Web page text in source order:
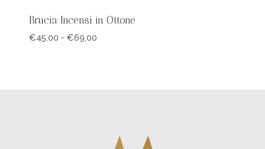
Brucia Incensi in Ottone
€45,00 - €69,00Fascia